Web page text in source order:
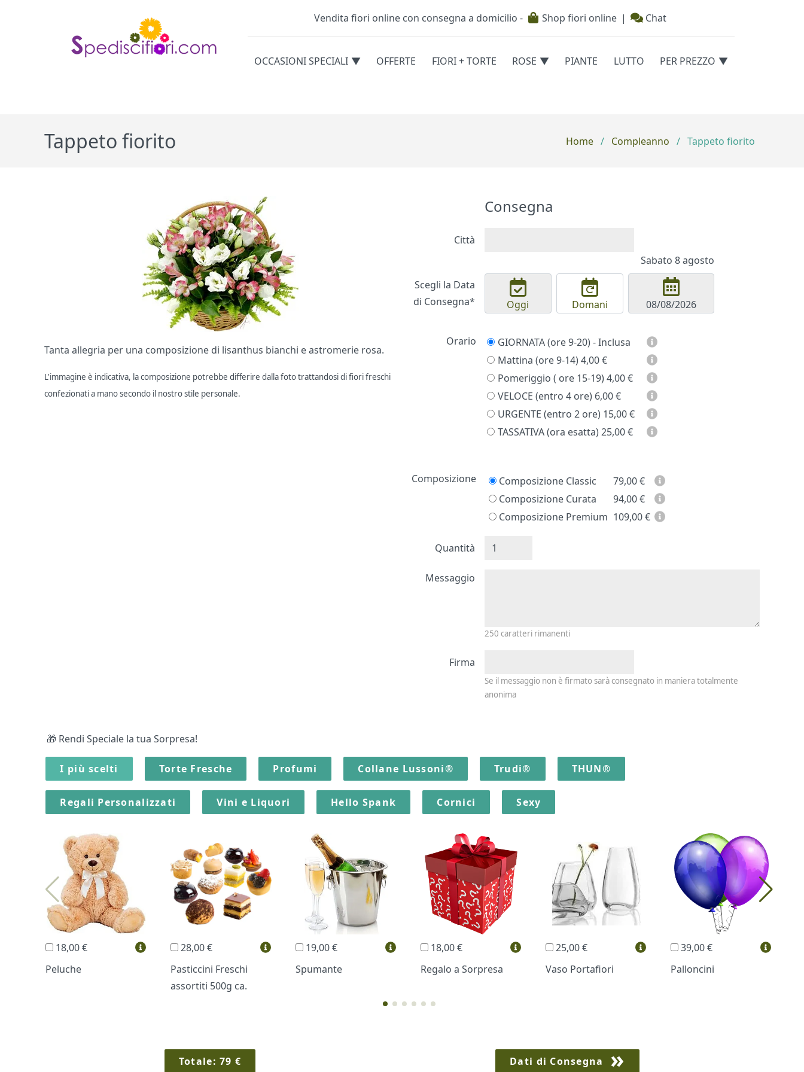
Testata
Vendita fiori online con consegna a domicilio - Shop fiori online | Chat
Categorie
OCCASIONI SPECIALI OFFERTE FIORI + TORTE ROSE PIANTE LUTTO PER PREZZO
Tappeto fiorito Home / Compleanno / Tappeto fiorito
Tanta allegria per una composizione di lisanthus bianchi e astromerie rosa.
L'immagine è indicativa, la composizione potrebbe differire dalla foto trattandosi di fiori freschi
confezionati a mano secondo il nostro stile personale.
Consegna
Città
Sabato 8 agosto
Scegli la Data
di Consegna*
Oggi Domani
Orario
GIORNATA (ore 9-20) - Inclusa
Mattina (ore 9-14)4,00 €
Pomeriggio ( ore 15-19)4,00 €
VELOCE (entro 4 ore) 6,00 €
URGENTE (entro 2 ore) 15,00 €
TASSATIVA (ora esatta)25,00 €
Prezzo
Composizione Composizione Classic 79,00€
Composizione Curata
94,00€
Composizione Premium 109,00€
Quantità
Messaggio
250 caratteri rimanenti
Firma
Se il messaggio non è firmato sarà consegnato in maniera totalmente
anonima
🎁 Rendi Speciale la tua Sorpresa!
I più scelti Torte Fresche Profumi Collane Lussoni® Trudi® THUN®
Regali Personalizzati Vini e Liquori Hello Spank Cornici Sexy
18,00 €
Peluche
28,00 €
Pasticcini Freschi
assortiti 500g ca.
19,00 €
Spumante
18,00 €
Regalo a Sorpresa
25,00 €
Vaso Portafiori
39,00 €
Palloncini
Totale:79 € Dati di Consegna